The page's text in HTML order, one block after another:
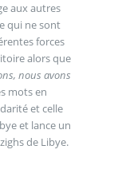
aux autres
qui ne sont
forces
alors que
nous avons
mots en
et celle
et lance un
de Libye.